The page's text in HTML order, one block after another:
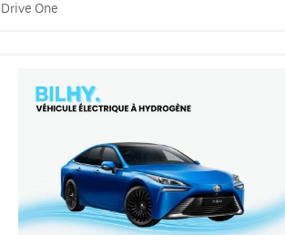
Drive One